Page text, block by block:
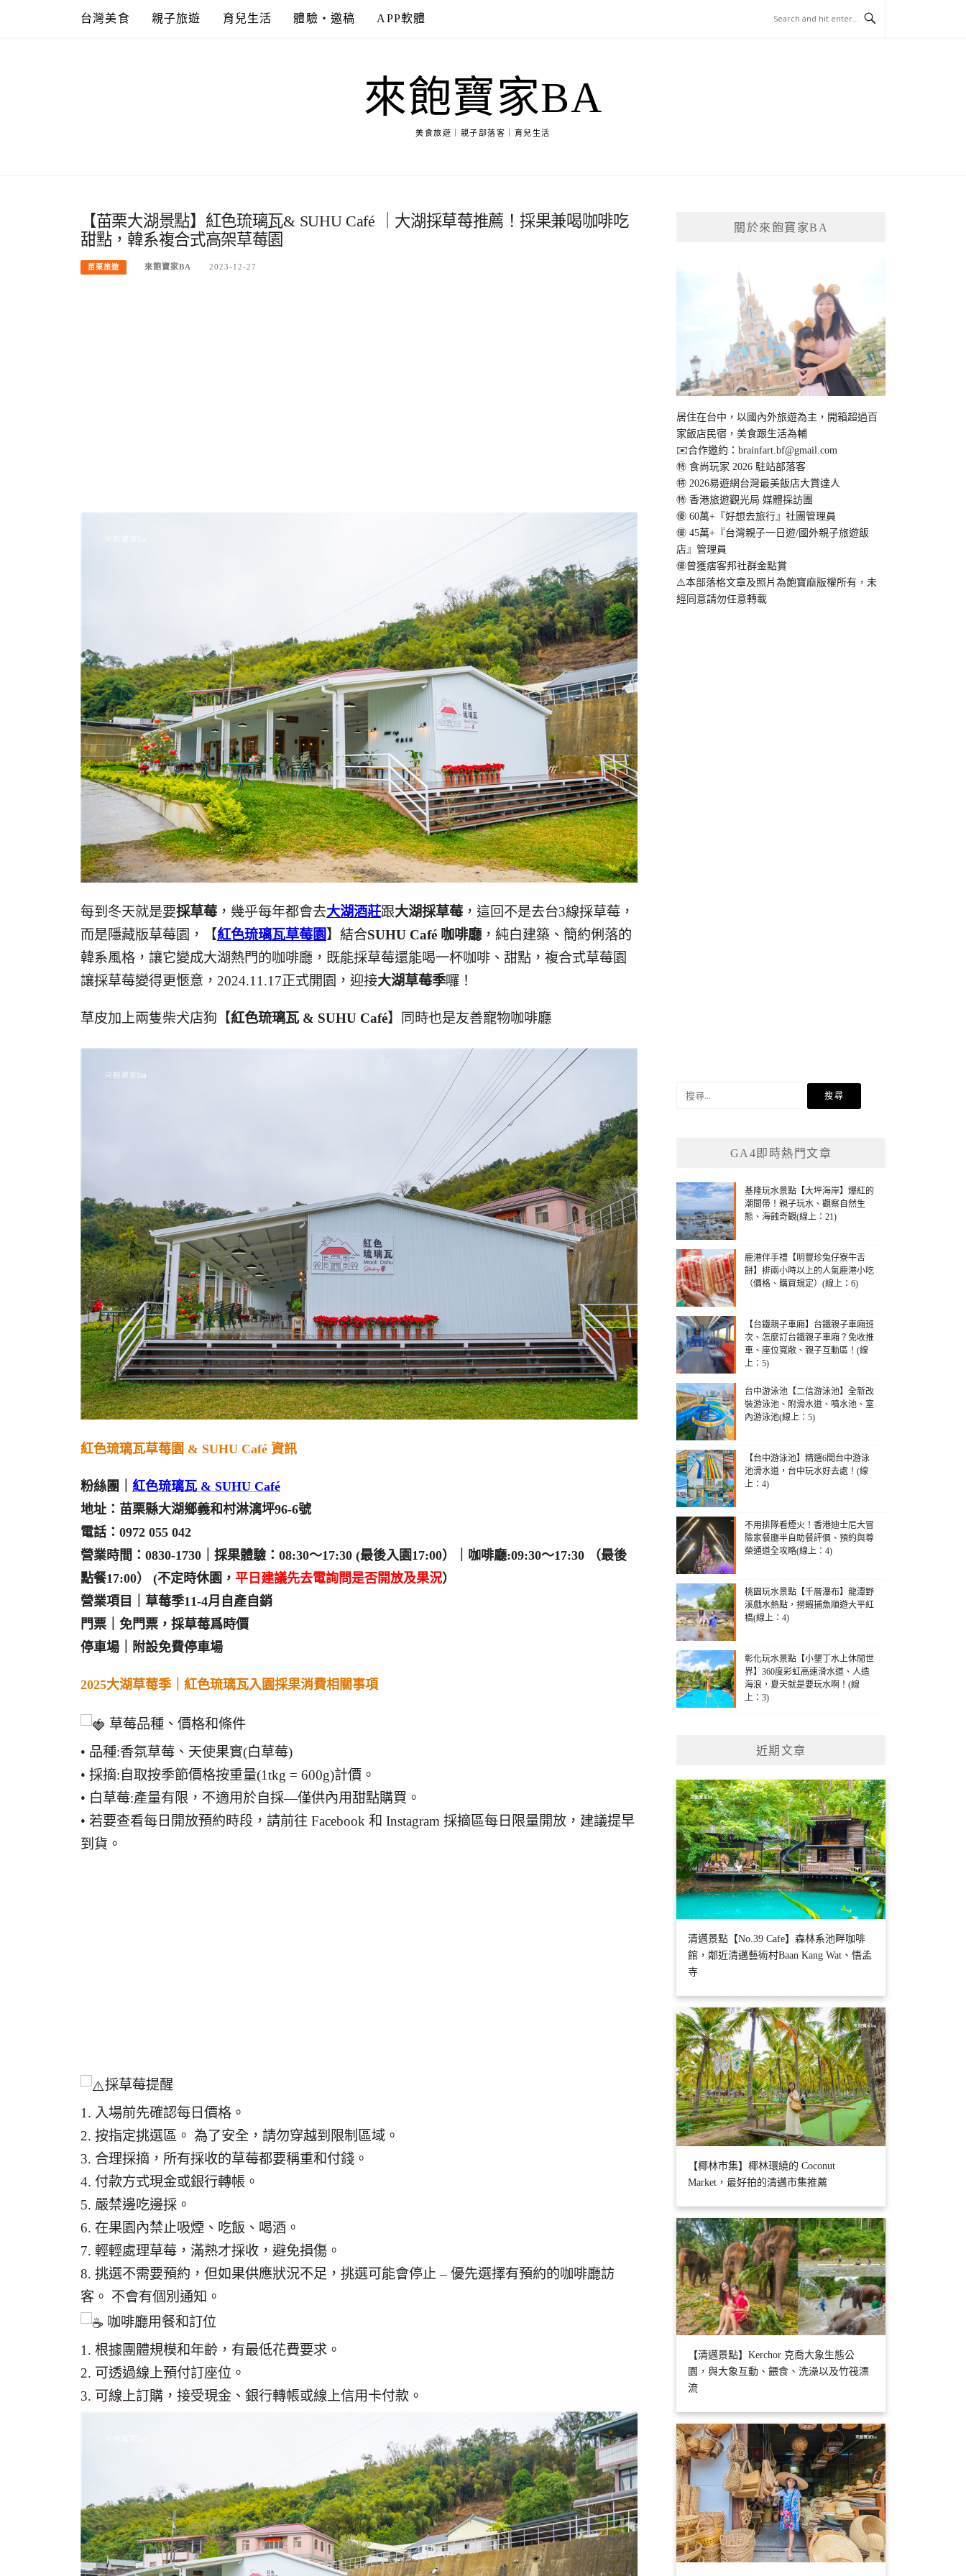
台灣美食 親子旅遊 育兒生活 體驗‧邀稿 APP軟體
來飽寶家BA
美食旅遊｜親子部落客｜育兒生活
【苗栗大湖景點】紅色琉璃瓦& SUHU Café ｜大湖採草莓推薦！採果兼喝咖啡吃
甜點，韓系複合式高架草莓園
苗栗旅遊 來飽寶家BA 2023-12-27
每到冬天就是要採草莓 ，幾乎每年都會去大湖酒莊跟大湖採草莓 ，這回不是去台3線採草莓，
而是隱藏版草莓園，【紅色琉璃瓦草莓園】結合SUHU Café 咖啡廳，純白建築、簡約俐落的
韓系風格，讓它變成大湖熱門的咖啡廳，既能採草莓還能喝一杯咖啡、甜點，複合式草莓園
讓採草莓變得更愜意，2024.11.17正式開園，迎接大湖草莓季囉！
草皮加上兩隻柴犬店狗【紅色琉璃瓦 & SUHU Café】同時也是友善寵物咖啡廳
紅色琉璃瓦草莓園 & SUHU Café 資訊
粉絲團｜ 紅色琉璃瓦 & SUHU Café
地址：苗栗縣大湖鄉義和村淋漓坪96-6號
電話：0972 055 042
營業時間：0830-1730｜採果體驗：08:30～17:30 (最後入園17:00）｜咖啡廳:09:30～17:30 （最後
點餐17:00） (不定時休園， 平日建議先去電詢問是否開放及果況）
營業項目｜草莓季11-4月自產自銷
門票｜免門票，採草莓爲時價
停車場｜附設免費停車場
2025大湖草莓季｜紅色琉璃瓦入園採果消費相關事項
草莓品種、價格和條件
• 品種:香氛草莓、天使果實(白草莓)
• 採摘:自取按季節價格按重量(1tkg = 600g)計價。
• 白草莓:產量有限，不適用於自採—僅供內用甜點購買。
• 若要查看每日開放預約時段，請前往 Facebook 和 Instagram 採摘區每日限量開放，建議提早
到貨。
採草莓提醒
1. 入場前先確認每日價格。
2. 按指定挑選區。 為了安全，請勿穿越到限制區域。
3. 合理採摘，所有採收的草莓都要稱重和付錢。
4. 付款方式現金或銀行轉帳。
5. 嚴禁邊吃邊採。
6. 在果園內禁止吸煙、吃飯、喝酒。
7. 輕輕處理草莓，滿熟才採收，避免損傷。
8. 挑選不需要預約，但如果供應狀況不足，挑選可能會停止 – 優先選擇有預約的咖啡廳訪
客。 不會有個別通知。
咖啡廳用餐和訂位
1. 根據團體規模和年齡，有最低花費要求。
2. 可透過線上預付訂座位。
3. 可線上訂購，接受現金、銀行轉帳或線上信用卡付款。
關於來飽寶家BA
居住在台中，以國內外旅遊為主，開箱超過百
家飯店民宿，美食跟生活為輔
✉️合作邀約：brainfart.bf@gmail.com
㊕ 食尚玩家 2026 駐站部落客
㊕ 2026易遊網台灣最美飯店大賞達人
㊕ 香港旅遊觀光局 媒體採訪團
㊝ 60萬+『好想去旅行』社團管理員
㊝ 45萬+『台灣親子一日遊/國外親子旅遊飯
店』管理員
㊝曾獲痞客邦社群金點賞
⚠️本部落格文章及照片為飽寶麻版權所有，未
經同意請勿任意轉載
GA4即時熱門文章
基隆玩水景點【大坪海岸】爆紅的
潮間帶！親子玩水、觀察自然生
態、海蝕奇觀(線上：21)
鹿港伴手禮【明豐珍兔仔寮牛舌
餅】排兩小時以上的人氣鹿港小吃
（價格、購買規定）(線上：6)
【台鐵親子車廂】台鐵親子車廂班
次、怎麼訂台鐵親子車廂？免收推
車、座位寬敞、親子互動區！(線
上：5)
台中游泳池【二信游泳池】全新改
裝游泳池、附滑水道、噴水池、室
內游泳池(線上：5)
【台中游泳池】精選6間台中游泳
池滑水道，台中玩水好去處！(線
上：4)
不用排隊看煙火！香港迪士尼大冒
險家餐廳半自助餐評價、預約與尊
榮通道全攻略(線上：4)
桃園玩水景點【千層瀑布】龍潭野
溪戲水熱點，撈蝦捕魚順遊大平紅
橋(線上：4)
彰化玩水景點【小墾丁水上休閒世
界】360度彩虹高速滑水道、人造
海浪，夏天就是要玩水啊！(線
上：3)
近期文章
清邁景點【No.39 Cafe】森林系池畔咖啡
館，鄰近清邁藝術村Baan Kang Wat、悟孟
寺
【椰林市集】椰林環繞的 Coconut
Market，最好拍的清邁市集推薦
【清邁景點】Kerchor 克喬大象生態公
園，與大象互動、餵食、洗澡以及竹筏漂
流